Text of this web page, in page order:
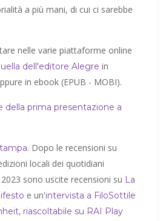
a più mani, di cui ci sarebbe
nelle varie piattaforme online
dell'editore Alegre in
in ebook (EPUB - MOBI).
della prima presentazione a
. Dopo le recensioni su
locali dei quotidiani
sono uscite recensioni su La
e un'intervista a FiloSottile
riascoltabile su RAI Play